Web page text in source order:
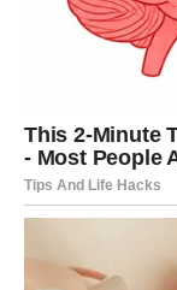
autentičnosti, ne
Vodolija ove
ako ste iskreni
LJUBAV
NOVI